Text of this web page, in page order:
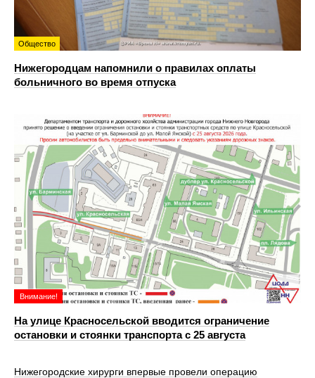
Общество
Нижегородцам напомнили о правилах оплаты
больничного во время отпуска
Внимание!
На улице Красносельской вводится ограничение
остановки и стоянки транспорта с 25 августа
Нижегородские хирурги впервые провели операцию